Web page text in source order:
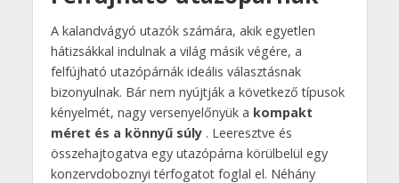
A kalandvágyó utazók számára, akik egyetlen
hátizsákkal indulnak a világ másik végére, a
felfújható utazópárnák ideális választásnak
bizonyulnak. Bár nem nyújtják a következő típusok
kényelmét, nagy versenyelőnyük a kompakt
méret és a könnyű súly. Leeresztve és
összehajtogatva egy utazópárna körülbelül egy
konzervdoboznyi térfogatot foglal el. Néhány